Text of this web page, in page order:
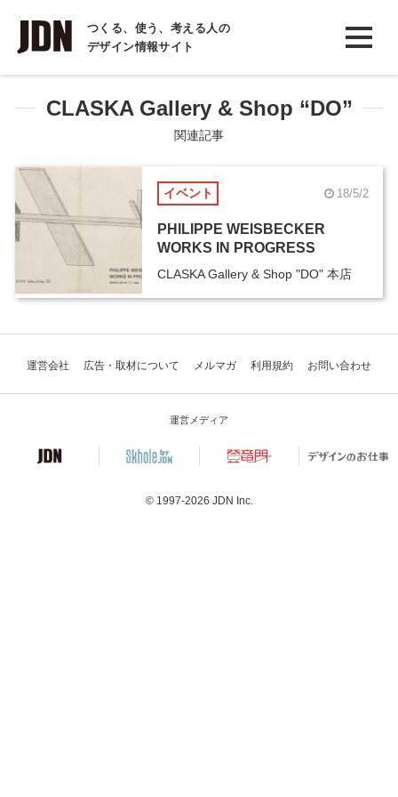
つくる、使う、考える人の
デザイン情報サイト
INTERVIEW
インタビュー
REPORT
COLUMN
コラム
CLASKA Gallery & Shop “DO”
関連記事
イベント 18/5/2
PHILIPPE WEISBECKER
WORKS IN PROGRESS
CLASKA Gallery & Shop "DO" 本店
運営会社 広告・取材について メルマガ 利用規約 お問い合わせ
運営メディア
© 1997-2026 JDN Inc.